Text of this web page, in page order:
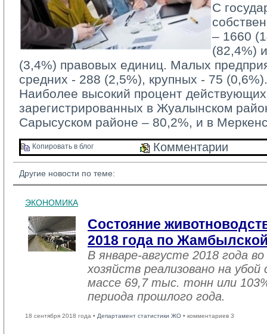
С
– 1660
(82,4%)
(3,4%) правовых единиц. Малых
средних - 288 (2,5%), крупных - 75 (0,6%).
Наиболее высокий процент
зарегистрированных в Жуалынском
Сарысуском районе – 80,2%, и в
Копировать в блог Комментарии
Другие новости по теме:
ЭКОНОМИКА
Состояние
2018 года по
В январе-августе 2018 года
хозяйств реализовано на
массе 69,7 тыс. тонн или
периода прошлого года.
18 сентября 2018 года • Департамент статистики ЖО • комментариев 3